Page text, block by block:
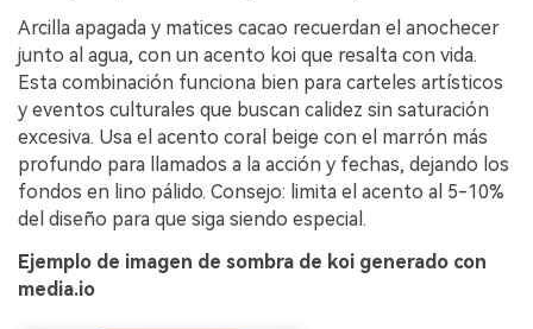
Arcilla apagada y matices cacao recuerdan el anochecer
junto al agua, con un acento koi que resalta con vida.
Esta combinación funciona bien para carteles artísticos
y eventos culturales que buscan calidez sin saturación
excesiva. Usa el acento coral beige con el marrón más
profundo para llamados a la acción y fechas, dejando los
fondos en lino pálido. Consejo: limita el acento al 5-10%
del diseño para que siga siendo especial.
Ejemplo de imagen de sombra de koi generado con
media.io